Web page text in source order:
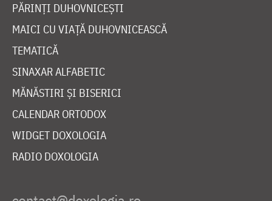
PĂRINȚI DUHOVNICEȘTI
MAICI CU VIAȚĂ DUHOVNICEASCĂ
TEMATICĂ
SINAXAR ALFABETIC
MĂNĂSTIRI ȘI BISERICI
CALENDAR ORTODOX
WIDGET DOXOLOGIA
RADIO DOXOLOGIA